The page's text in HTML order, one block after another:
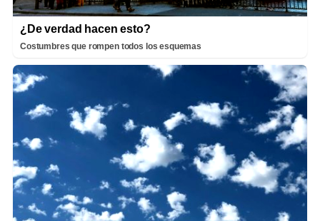
¿De verdad hacen esto?
Costumbres que rompen todos los esquemas